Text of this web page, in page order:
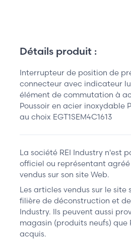
Détails produit :
Interrupteur de position de
connecteur avec indicateur
élément de commutation à
Poussoir en acier inoxydable
au choix EGT1SEM4C1613
La société REI Industry n'est
officiel ou représentant
vendus sur son site Web.
Les articles vendus sur le site
filière de déconstruction et
Industry. Ils peuvent aussi
magasin (produits neufs) que
acquis.